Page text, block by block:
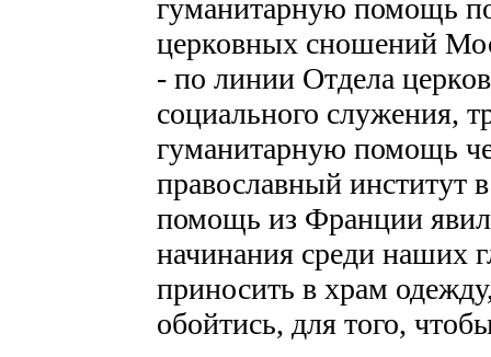
гуманитарную помощь
церковных сношений
- по линии Отдела
социального служения,
гуманитарную помощь
православный институт
помощь из Франции
начинания среди наших
приносить в храм
обойтись, для того,